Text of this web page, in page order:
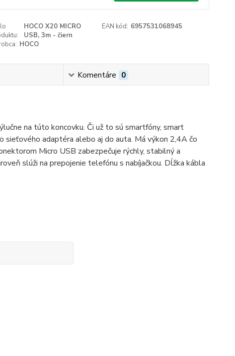
HOCO X20 MICRO
USB, 3m - čiern
EAN kód: 6957531068945
HOCO
Komentáre 0
na túto koncovku. Či už to sú smartfóny, smart
sieťového adaptéra alebo aj do auta. Má výkon 2,4A čo
Micro USB zabezpečuje rýchly, stabilný a
slúži na prepojenie telefónu s nabíjačkou. Dĺžka kábla